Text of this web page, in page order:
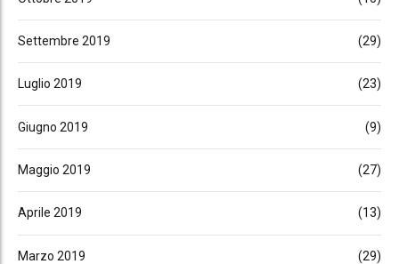
Settembre 2019 (29)
Luglio 2019 (23)
Giugno 2019 (9)
Maggio 2019 (27)
Aprile 2019 (13)
Marzo 2019 (29)